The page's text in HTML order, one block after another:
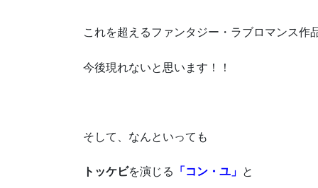
これを超えるファンタジー・ラブロマンス作
今後現れないと思います！！
そして、なんといっても
トッケビを演じる 「コン・ユ」 と